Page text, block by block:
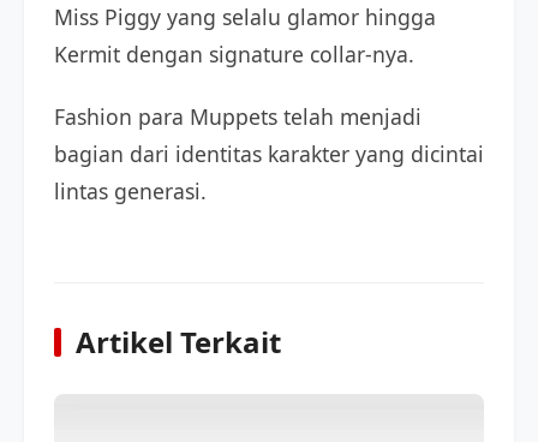
Miss Piggy yang selalu glamor hingga
Kermit dengan signature collar-nya.
Fashion para Muppets telah menjadi
bagian dari identitas karakter yang dicintai
lintas generasi.
Artikel Terkait